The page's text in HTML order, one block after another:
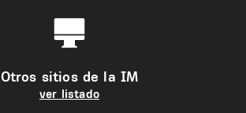
Otros sitios de la IM
ver listado